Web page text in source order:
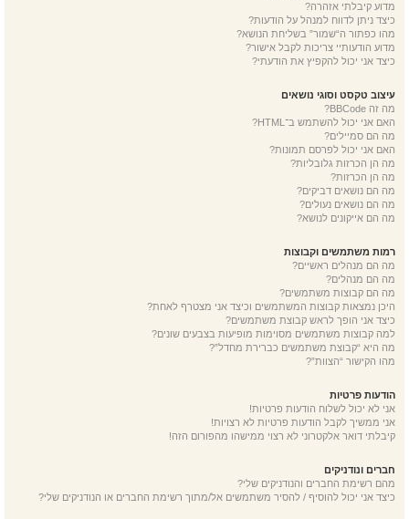
מדוע קיבלתי אזהרה?
כיצד ניתן לדווח למנהל על הודעות?
מהו כפתור ה“שמור” בשליחת הנושא?
מדוע הודעותיי צריכות לקבל אישור?
כיצד אני יכול להקפיץ את הודעתי?
עיצוב טקסט וסוגי נושאים
מה זה BBCode?
האם אני יכול להשתמש ב־HTML?
מה הם סמיילים?
האם אני יכול לפרסם תמונות?
מה הן הכרזות גלובליות?
מה הן הכרזות?
מה הם נושאים דביקים?
מה הם נושאים נעולים?
מה הם אייקונים לנושא?
רמות משתמשים וקבוצות
מה הם מנהלים ראשיים?
מה הם מנהלים?
מה הם קבוצות משתמשים?
היכן נמצאות קבוצות המשתמשים וכיצד אני מצטרף לאחת?
כיצד אני הופך לראש קבוצת משתמשים?
למה קבוצות משתמשים מסוימות מופיעות בצבעים שונים?
מה היא “קבוצת משתמשים כברירת מחדל”?
מהו הקישור “הצוות”?
הודעות פרטיות
אני לא יכול לשלוח הודעות פרטיות!
אני ממשיך לקבל הודעות פרטיות לא רצויות!
קיבלתי דואר אלקטרוני לא רצוי ממישהו מהפורום הזה!
חברים ונודניקים
מהם רשימת החברים והנודניקים שלי?
כיצד אני יכול להוסיף / להסיר משתמשים אל/מתוך רשימת החברים או הנודניקים שלי?